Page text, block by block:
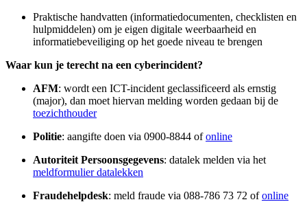
Praktische handvatten (informatiedocumenten, checklisten en
hulpmiddelen) om je eigen digitale weerbaarheid en
informatiebeveiliging op het goede niveau te brengen
Waar kun je terecht na een cyberincident?
AFM: wordt een ICT-incident geclassificeerd als ernstig
(major), dan moet hiervan melding worden gedaan bij de
toezichthouder
Politie: aangifte doen via 0900-8844 ofonline
Autoriteit Persoonsgegevens: datalek melden via het
meldformulier datalekken
Fraudehelpdesk: meld fraude via 088-786 73 72 ofonline